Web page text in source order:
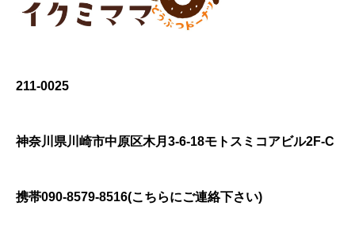
211-0025
神奈川県川崎市中原区木月3-6-18モトスミコアビル2F-C
携帯090-8579-8516(こちらにご連絡下さい)